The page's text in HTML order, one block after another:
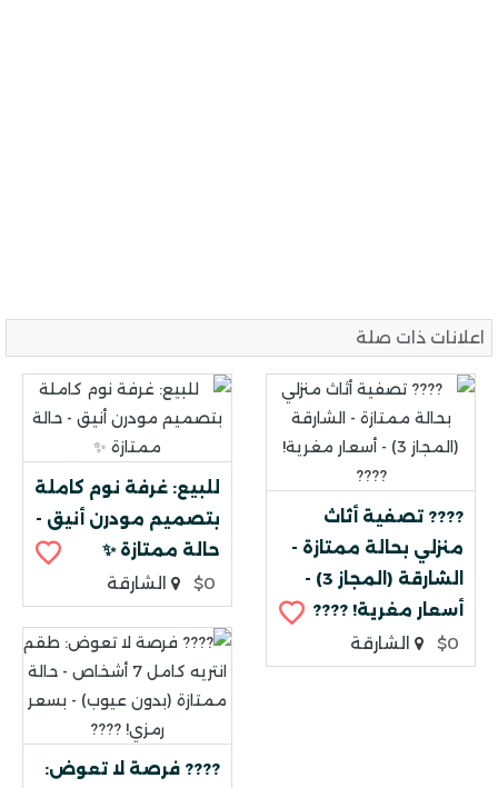
اعلانات ذات صلة
???? تصفية أثاث
منزلي بحالة ممتازة -
الشارقة (المجاز 3) -
أسعار مغرية! ????
$0
الشارقة
للبيع: غرفة نوم كاملة
بتصميم مودرن أنيق -
حالة ممتازة ✨
$0
الشارقة
???? فرصة لا تعوض: